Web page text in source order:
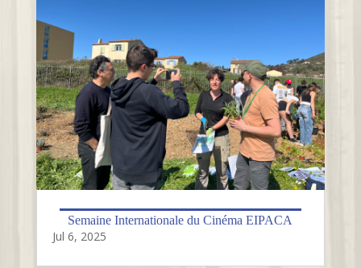
Semaine Internationale du Cinéma EIPACA
Jul 6, 2025